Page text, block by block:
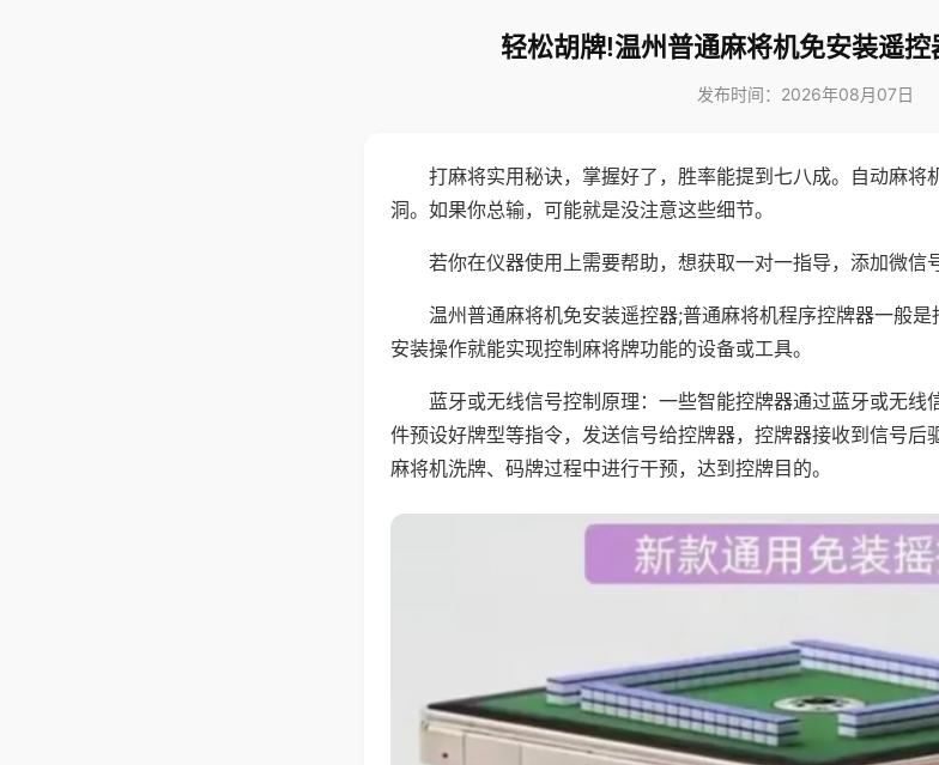
轻松胡牌!温州普通麻将机免安装遥
发布时间：2026年08月07日
打麻将实用秘诀，掌握好了，胜率能提到七八成。自动麻将
洞。如果你总输，可能就是没注意这些细节。
若你在仪器使用上需要帮助，想获取一对一指导，添加微信
温州普通麻将机免安装遥控器;普通麻将机程序控牌器一般
安装操作就能实现控制麻将牌功能的设备或工具。
蓝牙或无线信号控制原理：一些智能控牌器通过蓝牙或无线
件预设好牌型等指令，发送信号给控牌器，控牌器接收到信号后
麻将机洗牌、码牌过程中进行干预，达到控牌目的。